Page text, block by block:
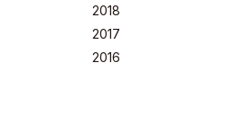
2018
2017
2016